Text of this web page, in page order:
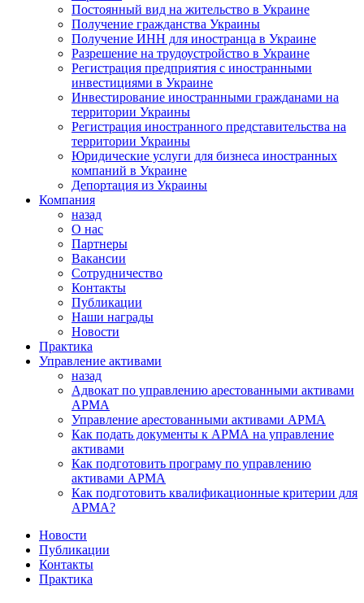
Постоянный вид на жительство в Украине
Получение гражданства Украины
Получение ИНН для иностранца в Украине
Разрешение на трудоустройство в Украине
Регистрация предприятия с иностранными
инвестициями в Украине
Инвестирование иностранными гражданами на
территории Украины
Регистрация иностранного представительства на
территории Украины
Юридические услуги для бизнеса иностранных
компаний в Украине
Депортация из Украины
Компания
назад
О нас
Партнеры
Вакансии
Сотрудничество
Контакты
Публикации
Наши награды
Новости
Практика
Управление активами
назад
Адвокат по управлению арестованными активами
АРМА
Управление арестованными активами АРМА
Как подать документы к АРМА на управление
активами
Как подготовить програму по управлению
активами АРМА
Как подготовить квалификационные критерии для
АРМА?
Новости
Публикации
Контакты
Практика